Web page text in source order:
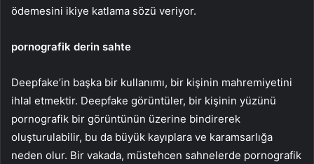
ödemesini ikiye katlama sözü veriyor.
pornografik derin sahte
Deepfake’in başka bir kullanımı, bir kişinin mahremiyetini
ihlal etmektir. Deepfake görüntüler, bir kişinin yüzünü
pornografik bir görüntünün üzerine bindirerek
oluşturulabilir, bu da büyük kayıplara ve karamsarlığa
neden olur. Bir vakada, müstehcen sahnelerde pornografik